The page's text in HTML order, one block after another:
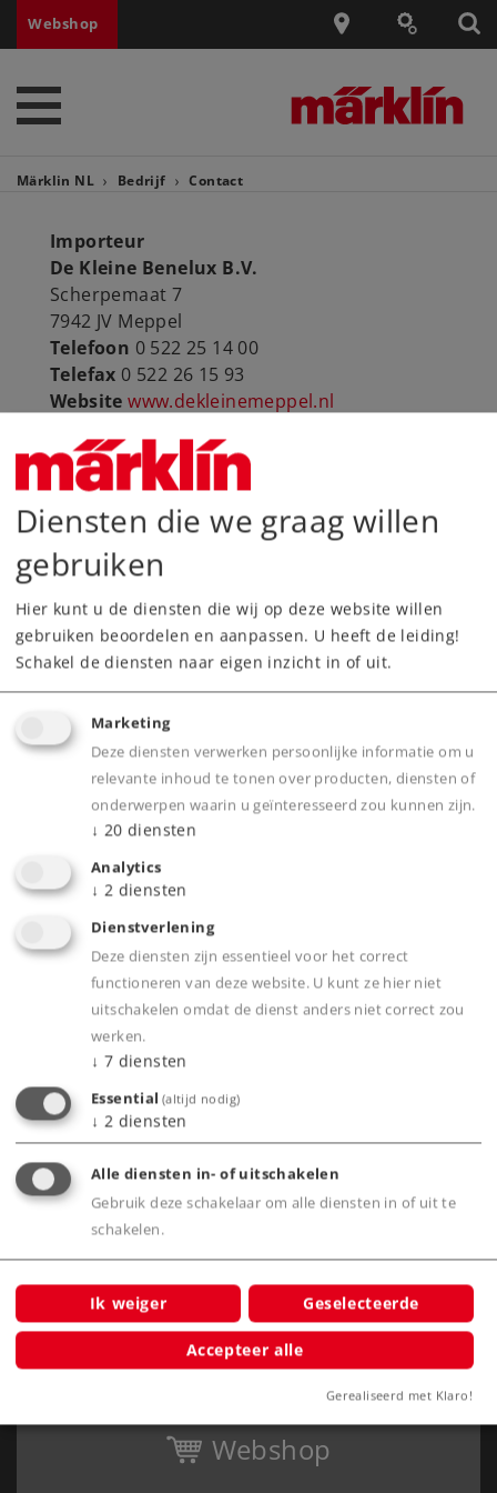
Webshop
Märklin NL Bedrijf Contact
Importeur
De Kleine Benelux B.V.
Scherpemaat 7
7942 JV Meppel
Telefoon 0 522 25 14 00
Telefax 0 522 26 15 93
Websitewww.dekleinemeppel.nl
Telefoonservice
Contactformulier NL
Gebr. Märklin & Cie. GmbH
Stuttgarter Strasse 55-57
D-73033 Göppingen
+49 (0) 7161 608-0
Contactformulier Märklin Duitsland
Producten
Service
Nieuws
Belevenis
Clubs
Bedrijf
Webshop
Diensten die we graag willen
gebruiken
Hier kunt u de diensten die wij op deze website willen
gebruiken beoordelen en aanpassen. U heeft de leiding!
Schakel de diensten naar eigen inzicht in of uit.
Marketing
Deze diensten verwerken persoonlijke informatie om u
relevante inhoud te tonen over producten, diensten of
onderwerpen waarin u geïnteresseerd zou kunnen zijn.
↓ 20 diensten
Analytics
↓ 2 diensten
Dienstverlening
Deze diensten zijn essentieel voor het correct
functioneren van deze website. U kunt ze hier niet
uitschakelen omdat de dienst anders niet correct zou
werken.
↓ 7 diensten
Essential (altijd nodig)
↓ 2 diensten
Alle diensten in- of uitschakelen
Gebruik deze schakelaar om alle diensten in of uit te
schakelen.
Ik weiger Geselecteerde
Accepteer alle
Gerealiseerd met Klaro!